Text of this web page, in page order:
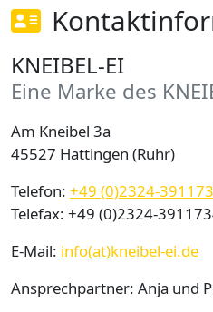
KNEIBEL-EI
Eine Marke des
Am Kneibel 3a
45527 Hattingen (Ruhr)
Telefon: +49 (0)2324-
Telefax: +49 (0)2324-
E-Mail: info(at)kneibel-ei.de
Ansprechpartner: Anja und
Anbieter:
Zweck:
Dieser Cookie speichert
1 Jahr
Statistik Cookies
Diese Informationen